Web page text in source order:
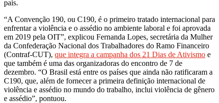
país.
“A Convenção 190, ou C190, é o primeiro tratado internacional para
enfrentar a violência e o assédio no ambiente laboral e foi aprovada
em 2019 pela OIT”, explicou Fernanda Lopes, secretária da Mulher
da Confederação Nacional dos Trabalhadores do Ramo Financeiro
(Contraf-CUT), que integra a campanha dos 21 Dias de Ativismo e
que também é uma das organizadoras do encontro de 7 de
dezembro. “O Brasil está entre os países que ainda não ratificaram a
C190, que, além de fornecer a primeira definição internacional de
violência e assédio no mundo do trabalho, inclui violência de gênero
e assédio”, pontuou.